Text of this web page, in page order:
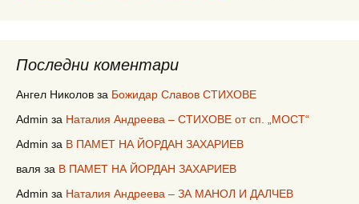
Последни коментари
Ангел Николов за Божидар Славов СТИХОВЕ
Admin за Наталия Андреева – СТИХОВЕ от сп. „МОСТ“
Admin за В ПАМЕТ НА ЙОРДАН ЗАХАРИЕВ
валя за В ПАМЕТ НА ЙОРДАН ЗАХАРИЕВ
Admin за Наталия Андреева – ЗА МАНОЛ И ДАЛЧЕВ